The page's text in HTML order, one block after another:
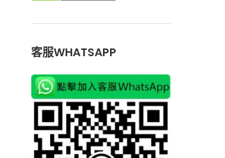
客服WHATSAPP